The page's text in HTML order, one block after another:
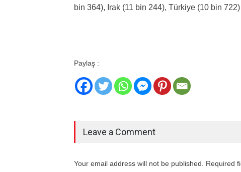
bin 364), Irak (11 bin 244), Türkiye (10 bin
Paylaş :
Leave a Comment
Your email address will not be published. Required